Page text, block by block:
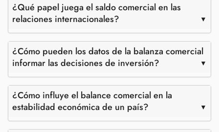
¿Qué papel juega el saldo comercial en las
relaciones internacionales?
¿Cómo pueden los datos de la balanza comercial
informar las decisiones de inversión?
¿Cómo influye el balance comercial en la
estabilidad económica de un país?